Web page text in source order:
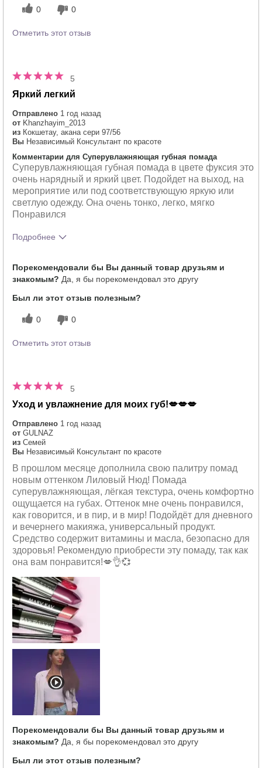
0 0
Отметить этот отзыв
5
Яркий легкий
Отправлено 1 год назад
от Khanzhayim_2013
из Кокшетау, акана сери 97/56
Вы Независимый Консультант по красоте
Комментарии для Суперувлажняющая губная помада
Суперувлажняющая губная помада в цвете фуксия это
очень нарядный и яркий цвет. Подойдет на выход, на
мероприятие или под соответствующую яркую или
светлую одежду. Она очень тонко, легко, мягко
Понравился
Подробнее
продукта?
Как отличается опыт использования
этого продукта от декоративной
Порекомендовали бы Вы данный товар друзьям и
знакомым? Да, я бы порекомендовал это другу
Был ли этот отзыв полезным?
0 0
Отметить этот отзыв
5
Уход и увлажнение для моих губ!💋💋💋
Отправлено 1 год назад
от GULNAZ
из Семей
Вы Независимый Консультант по красоте
В прошлом месяце дополнила свою палитру помад
новым оттенком Лиловый Нюд! Помада
суперувлажняющая, лёгкая текстура, очень комфортно
ощущается на губах. Оттенок мне очень понравился,
как говорится, и в пир, и в мир! Подойдёт для дневного
и вечернего макияжа, универсальный продукт.
Средство содержит витамины и масла, безопасно для
здоровья! Рекомендую приобрести эту помаду, так как
она вам понравится!💋👌💞
Порекомендовали бы Вы данный товар друзьям и
знакомым? Да, я бы порекомендовал это другу
Был ли этот отзыв полезным?